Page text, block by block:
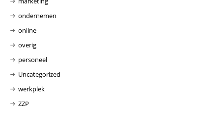
ondernemen
online
overig
personeel
Uncategorized
werkplek
ZZP